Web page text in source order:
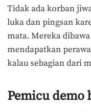
Tidak ada korban
luka dan pingsan
mata. Mereka
mendapatkan
kalau sebagian dari
Pemicu demo